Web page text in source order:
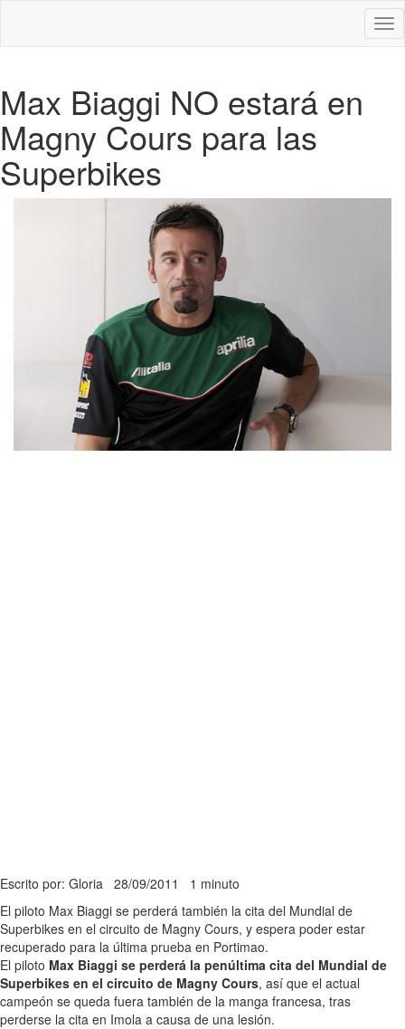
Max Biaggi NO estará en
Magny Cours para las
Superbikes
Escrito por: Gloria 28/09/2011 1 minuto
El piloto Max Biaggi se perderá también la cita del Mundial de
Superbikes en el circuito de Magny Cours, y espera poder estar
recuperado para la última prueba en Portimao.
El piloto Max Biaggi se perderá la penúltima cita del Mundial de
Superbikes en el circuito de Magny Cours, así que el actual
campeón se queda fuera también de la manga francesa, tras
perderse la cita en Imola a causa de una lesión.